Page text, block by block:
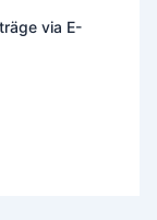
via E-